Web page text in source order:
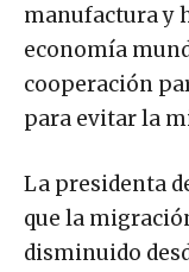
manufactura y
economía
cooperación
para evitar la
La presidenta
que la
disminuido